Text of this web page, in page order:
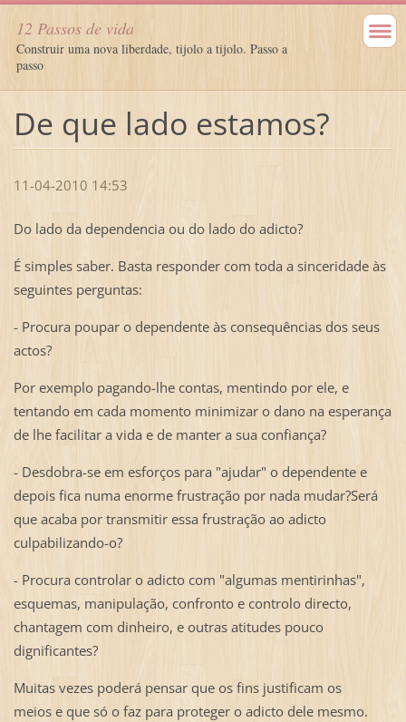
12 Passos de vida
Construir uma nova liberdade, tijolo a tijolo. Passo a
passo
De que lado estamos?
11-04-2010 14:53
Do lado da dependencia ou do lado do adicto?
É simples saber. Basta responder com toda a sinceridade às
seguintes perguntas:
- Procura poupar o dependente às consequências dos seus
actos?
Por exemplo pagando-lhe contas, mentindo por ele, e
tentando em cada momento minimizar o dano na esperança
de lhe facilitar a vida e de manter a sua confiança?
- Desdobra-se em esforços para "ajudar" o dependente e
depois fica numa enorme frustração por nada mudar?Será
que acaba por transmitir essa frustração ao adicto
culpabilizando-o?
- Procura controlar o adicto com "algumas mentirinhas",
esquemas, manipulação, confronto e controlo directo,
chantagem com dinheiro, e outras atitudes pouco
dignificantes?
Muitas vezes poderá pensar que os fins justificam os
meios e que só o faz para proteger o adicto dele mesmo.